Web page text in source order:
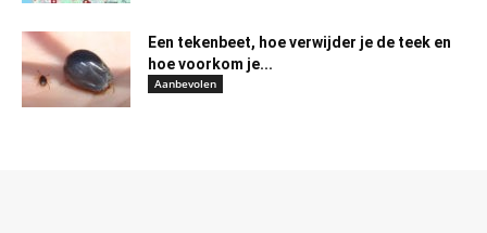
Een tekenbeet, hoe verwijder je de teek en
hoe voorkom je...
Aanbevolen